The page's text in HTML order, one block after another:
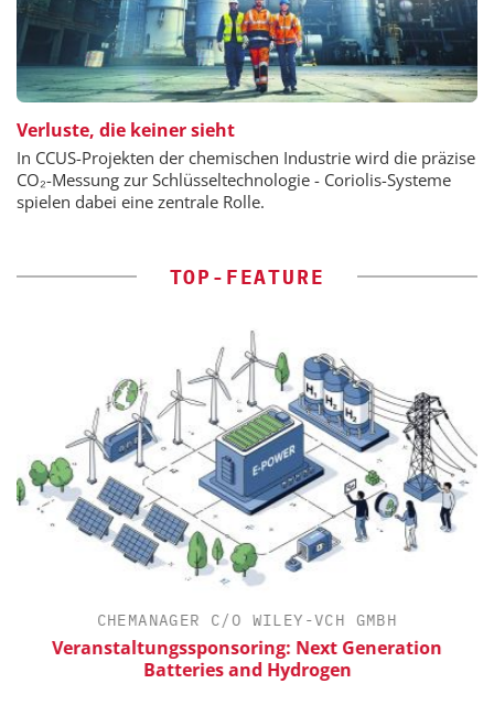
Verluste, die keiner sieht
In CCUS-Projekten der chemischen Industrie wird die präzise
CO₂-Messung zur Schlüsseltechnologie - Coriolis-Systeme
spielen dabei eine zentrale Rolle.
TOP-FEATURE
CHEMANAGER C/O WILEY-VCH GMBH
Veranstaltungssponsoring: Next Generation
Batteries and Hydrogen